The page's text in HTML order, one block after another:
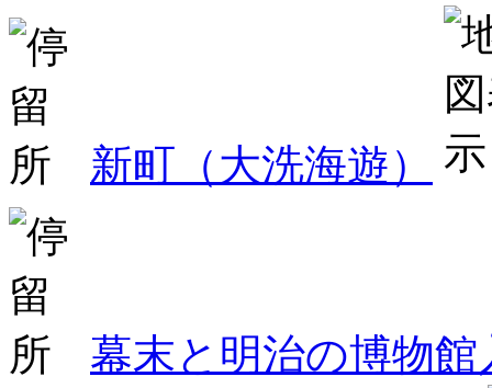
新町（大洗海遊）
幕末と明治の博物